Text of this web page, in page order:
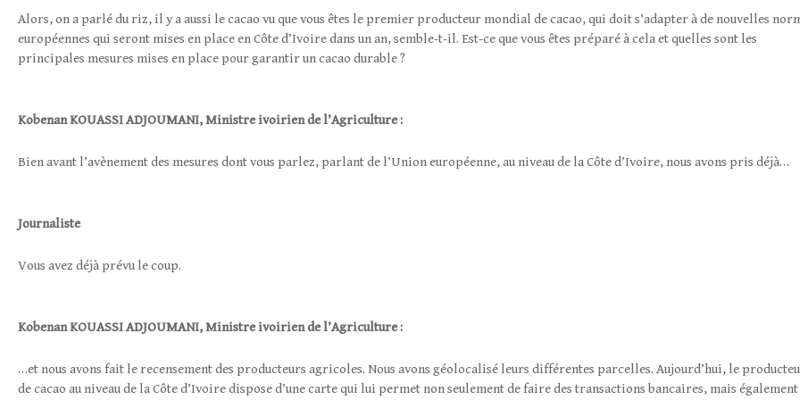
Alors, on a parlé du riz, il y a aussi le cacao vu que vous êtes le premier producteur mondial de cacao, qui doit s’adapter à de nouvelles
européennes qui seront mises en place en Côte d’Ivoire dans un an, semble-t-il. Est-ce que vous êtes préparé à cela et quelles sont les
principales mesures mises en place pour garantir un cacao durable ?
KobenanKOUASSI ADJOUMANI,Ministre ivoirien de l’Agriculture:
Bien avant l’avènement des mesures dont vous parlez, parlant de l’Union européenne, au niveau de la Côte d’Ivoire, nous avons pris déjà…
Journaliste
Vous avez déjà prévu le coup.
KobenanKOUASSI ADJOUMANI,Ministre ivoirien de l’Agriculture:
…et nous avons fait le recensement des producteurs agricoles. Nous avons géolocalisé leurs différentes parcelles. Aujourd’hui, le
de cacao au niveau de la Côte d’Ivoire dispose d’une carte qui lui permet non seulement de faire des transactions bancaires, mais également